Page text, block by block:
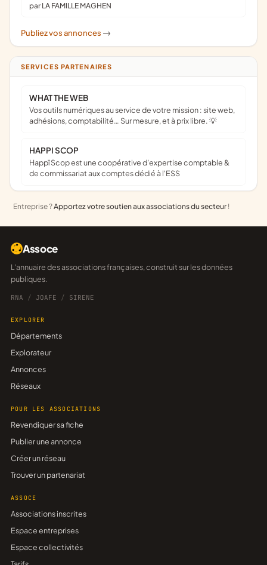
par LA FAMILLE MAGHEN
Publiez vos annonces ->
SERVICES PARTENAIRES
WHAT THE WEB
Vos outils numériques au service de votre mission : site web,
adhésions, comptabilité… Sur mesure, et à prix libre. 💡
HAPPI SCOP
Happï Scop est une coopérative d’expertise comptable &
de commissariat aux comptes dédié à l'ESS
Entreprise ?Apportez votre soutien aux associations du secteur !
Assoce
L'annuaire des associations françaises, construit sur les données
publiques.
RNA / JOAFE / SIRENE
EXPLORER
Départements
Explorateur
Annonces
Réseaux
POUR LES ASSOCIATIONS
Revendiquer sa fiche
Publier une annonce
Créer un réseau
Trouver un partenariat
ASSOCE
Associations inscrites
Espace entreprises
Espace collectivités